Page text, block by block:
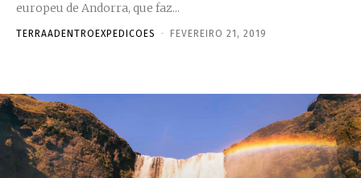
europeu de Andorra, que faz...
TERRAADENTROEXPEDICOES - FEVEREIRO 21, 2019